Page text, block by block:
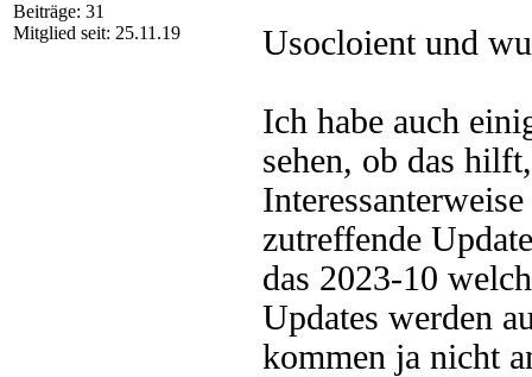
Beiträge: 31
Mitglied seit: 25.11.19
Usocloient und
Ich habe auch
sehen, ob das
zutreffende
das 2023-10
Updates werden
kommen ja nicht